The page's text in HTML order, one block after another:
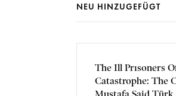
NEU HINZUGEFÜGT
The Ill Prısoners
Catastrophe: The